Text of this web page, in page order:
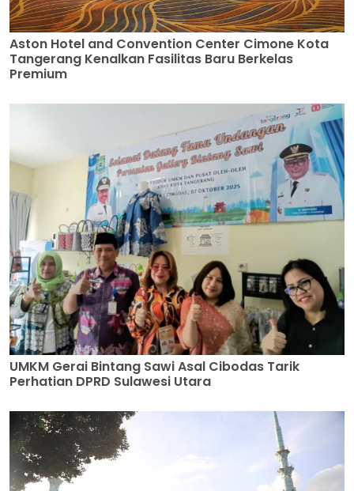
Aston Hotel and Convention Center Cimone Kota
Tangerang Kenalkan Fasilitas Baru Berkelas
UMKM Gerai Bintang Sawi Asal Cibodas Tarik